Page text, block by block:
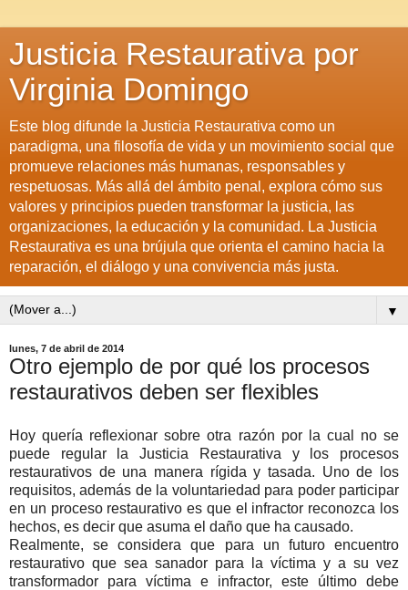
Justicia Restaurativa por
Virginia Domingo
Este blog difunde la Justicia Restaurativa como un
paradigma, una filosofía de vida y un movimiento social que
promueve relaciones más humanas, responsables y
respetuosas. Más allá del ámbito penal, explora cómo sus
valores y principios pueden transformar la justicia, las
organizaciones, la educación y la comunidad. La Justicia
Restaurativa es una brújula que orienta el camino hacia la
reparación, el diálogo y una convivencia más justa.
▼
lunes, 7 de abril de 2014
Otro ejemplo de por qué los procesos
restaurativos deben ser flexibles
Hoy quería reflexionar sobre otra razón por la cual no se
puede regular la Justicia Restaurativa y los procesos
restaurativos de una manera rígida y tasada. Uno de los
requisitos, además de la voluntariedad para poder participar
en un proceso restaurativo es que el infractor reconozca los
hechos, es decir que asuma el daño que ha causado.
Realmente, se considera que para un futuro encuentro
restaurativo que sea sanador para la víctima y a su vez
transformador para víctima e infractor, este último debe